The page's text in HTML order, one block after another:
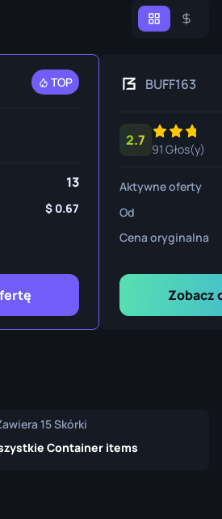
TOP
13
0.67
BUFF163
2.7
91 Głos(y)
Aktywne oferty
Od
Cena oryginalna
Zobacz
15 Skórki
Container items